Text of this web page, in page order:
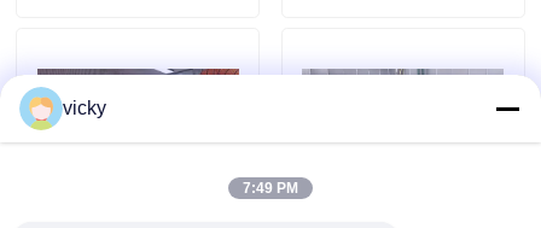
トルクの力量計
vicky
7:49 PM